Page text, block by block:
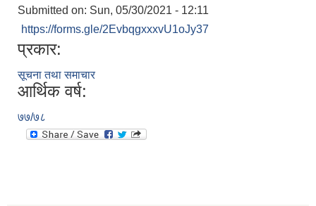
Submitted on: Sun, 05/30/2021 - 12:11
https://forms.gle/2EvbqgxxxvU1oJy37
प्रकार:
सूचना तथा समाचार
आर्थिक वर्ष:
७७/७८